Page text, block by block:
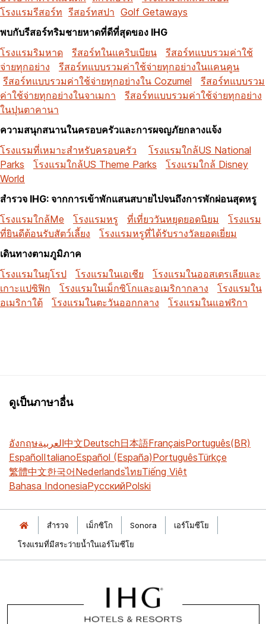
โรงแรมรีสอร์ท รีสอร์ทสปา Golf Getaways
พบกับรีสอร์ทริมชายหาดที่ดีที่สุดของ IHG
โรงแรมริมหาด
รีสอร์ทในแคริบเบียน
รีสอร์ทแบบรวมค่าใช้
จ่ายทุกอย่าง
รีสอร์ทแบบรวมค่าใช้จ่ายทุกอย่างในแคนคูน
รีสอร์ทแบบรวมค่าใช้จ่ายทุกอย่างใน Cozumel
รีสอร์ทแบบรวม
ค่าใช้จ่ายทุกอย่างในจาเมกา
รีสอร์ทแบบรวมค่าใช้จ่ายทุกอย่าง
ในปุนตาคานา
ความสนุกสนานในครอบครัวและการผจญภัยกลางแจ้ง
โรงแรมที่เหมาะสำหรับครอบครัว
โรงแรมใกล้US National
Parks
โรงแรมใกล้US Theme Parks
โรงแรมใกล้ Disney
World
สำรวจ IHG: จากการเข้าพักแสนสบายไปจนถึงการพักผ่อนสุดหรู
โรงแรมใกล้Me
โรงแรมหรู ที่เที่ยววันหยุดยอดนิยม
โรงแรม
ที่ยินดีต้อนรับสัตว์เลี้ยง
โรงแรมหรูที่ได้รับรางวัลยอดเยี่ยม
เดินทางตามภูมิภาค
โรงแรมในยุโรป
โรงแรมในเอเชีย
โรงแรมในออสเตรเลียและ
เกาะแปซิฟิก
โรงแรมในเม็กซิโกและอเมริกากลาง
โรงแรมใน
อเมริกาใต้
โรงแรมในตะวันออกกลาง โรงแรมในแอฟริกา
ดูเป็นภาษาอื่น
อังกฤษالعربية中文Deutsch日本語FrançaisPortuguês(BR)
EspañolItalianoEspañol (España)PortuguêsTürkçe
繁體中文한국어NederlandsไทยTiếng Việt
Bahasa IndonesiaРусскийPolski
สำรวจ เม็กซิโก Sonora
เอร์โมซีโย
โรงแรมที่มีสระว่ายน้ำในเอร์โมซีโย